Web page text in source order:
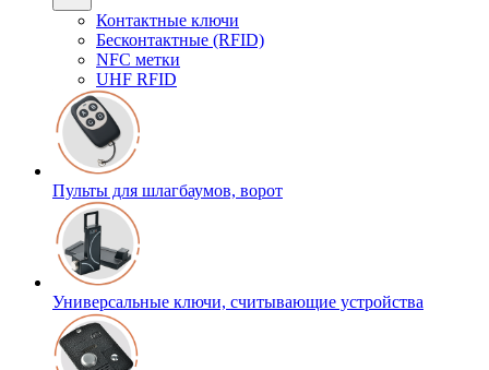
Контактные ключи
Бесконтактные (RFID)
NFC метки
UHF RFID
Пульты для шлагбаумов, ворот
Универсальные ключи, считывающие устройства